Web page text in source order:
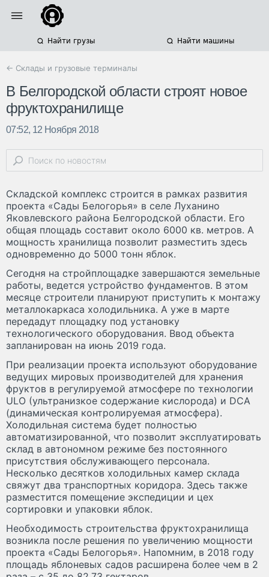
Найти грузы Найти машины
← Склады и грузовые терминалы
В Белгородской области строят новое
фруктохранилище
07:52, 12 Ноября 2018
Складской комплекс строится в рамках развития
проекта «Сады Белогорья» в селе Луханино
Яковлевского района Белгородской области. Его
общая площадь составит около 6000 кв. метров. А
мощность хранилища позволит разместить здесь
одновременно до 5000 тонн яблок.
Сегодня на стройплощадке завершаются земельные
работы, ведется устройство фундаментов. В этом
месяце строители планируют приступить к монтажу
металлокаркаса холодильника. А уже в марте
передадут площадку под установку
технологического оборудования. Ввод объекта
запланирован на июнь 2019 года.
При реализации проекта используют оборудование
ведущих мировых производителей для хранения
фруктов в регулируемой атмосфере по технологии
ULO (ультранизкое содержание кислорода) и DCA
(динамическая контролируемая атмосфера).
Холодильная система будет полностью
автоматизированной, что позволит эксплуатировать
склад в автономном режиме без постоянного
присутствия обслуживающего персонала.
Несколько десятков холодильных камер склада
свяжут два транспортных коридора. Здесь также
разместится помещение экспедиции и цех
сортировки и упаковки яблок.
Необходимость строительства фруктохранилища
возникла после решения по увеличению мощности
проекта «Сады Белогорья». Напомним, в 2018 году
площадь яблоневых садов расширена более чем в 2